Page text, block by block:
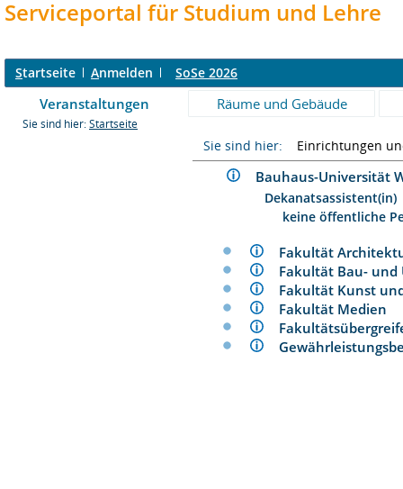
Serviceportal für Studium und Lehre
Startseite Anmelden SoSe 2026
Veranstaltungen Räume und Gebäude
Sie sind hier: Startseite
Sie sind hier: Einrichtungen
Bauhaus-
Dekanatsassistent(in)
keine öffentliche
Fakultät
Fakultät Bau-
Fakultät Kunst
Fakultät Medien